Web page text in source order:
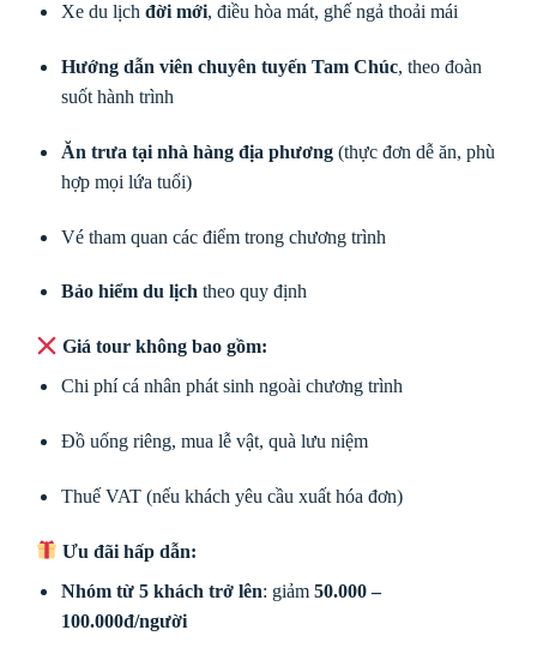
Xe du lịch đời mới, điều hòa mát, ghế ngả thoải mái
Hướng dẫn viên chuyên tuyến Tam Chúc, theo đoàn
suốt hành trình
Ăn trưa tại nhà hàng địa phương(thực đơn dễ ăn, phù
hợp mọi lứa tuổi)
Vé tham quan các điểm trong chương trình
Bảo hiểm du lịch theo quy định
Giá tour không bao gồm:
Chi phí cá nhân phát sinh ngoài chương trình
Đồ uống riêng, mua lễ vật, quà lưu niệm
Thuế VAT (nếu khách yêu cầu xuất hóa đơn)
Ưu đãi hấp dẫn:
Nhóm từ 5 khách trở lên: giảm 50.000 –
100.000đ/người